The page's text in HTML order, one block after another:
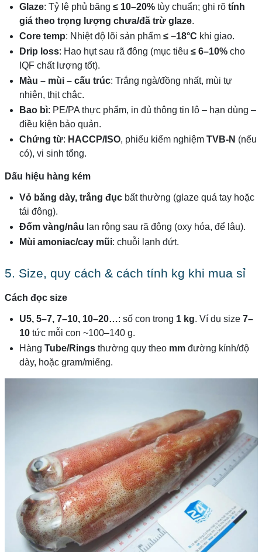
Glaze: Tỷ lệ phủ băng ≤ 10–20%tùy chuẩn; ghi rõ tính
giá theo trọng lượng chưa/đã trừ glaze.
Core temp: Nhiệt độ lõi sản phẩm ≤ −18°C khi giao.
Drip loss: Hao hụt sau rã đông (mục tiêu ≤ 6–10%cho
IQF chất lượng tốt).
Màu – mùi – cấu trúc: Trắng ngà/đồng nhất, mùi tự
nhiên, thịt chắc.
Bao bì: PE/PA thực phẩm, in đủ thông tin lô – hạn dùng –
điều kiện bảo quản.
Chứng từ: HACCP/ISO, phiếu kiểm nghiệm TVB-N (nếu
có), vi sinh tổng.
Dấu hiệu hàng kém
Vỏ băng dày, trắng đụcbất thường (glaze quá tay hoặc
tái đông).
Đốm vàng/nâu lan rộng sau rã đông (oxy hóa, để lâu).
Mùi amoniac/cay mũi: chuỗi lạnh đứt.
5. Size, quy cách & cách tính kg khi mua sỉ
Cách đọc size
U5, 5–7, 7–10, 10–20…: số con trong 1 kg. Ví dụ size 7–
10tức mỗi con ~100–140 g.
Hàng Tube/Ringsthường quy theo mmđường kính/độ
dày, hoặc gram/miếng.